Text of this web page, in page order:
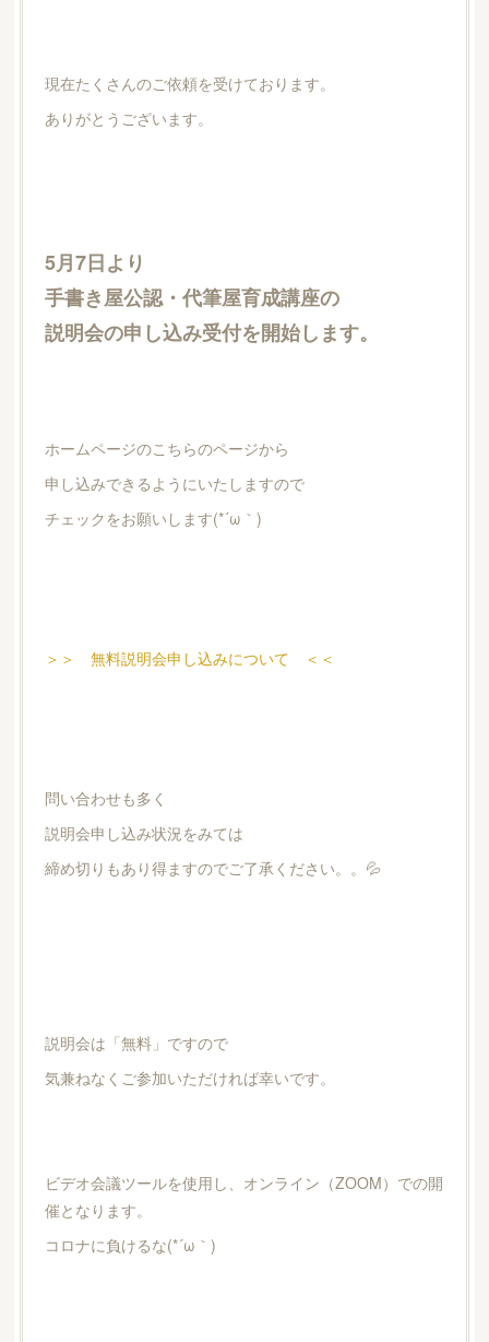
現在たくさんのご依頼を受けております。
ありがとうございます。
5月7日より
手書き屋公認・代筆屋育成講座の
説明会の申し込み受付を開始します。
ホームページのこちらのページから
申し込みできるようにいたしますので
チェックをお願いします(*´ω｀)
＞＞ 無料説明会申し込みについて ＜＜
問い合わせも多く
説明会申し込み状況をみては
締め切りもあり得ますのでご了承ください。。💦
説明会は「無料」ですので
気兼ねなくご参加いただければ幸いです。
ビデオ会議ツールを使用し、オンライン（ZOOM）での開
催となります。
コロナに負けるな(*´ω｀)